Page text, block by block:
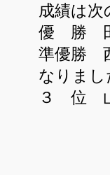
成績は次
優 勝
準優勝
なりまし
３ 位